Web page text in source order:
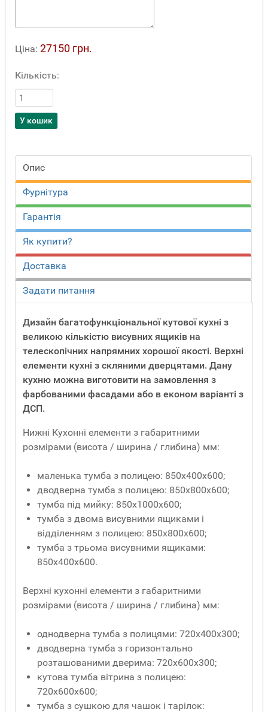
Ціна: 27150 грн.
Кількість:
Опис
Фурнітура
Гарантія
Як купити?
Доставка
Задати питання
Дизайн багатофункціональної кутової кухні з
великою кількістю висувних ящиків на
телескопічних напрямних хорошої якості. Верхні
елементи кухні з скляними дверцятами. Дану
кухню можна виготовити на замовлення з
фарбованими фасадами або в економ варіанті з
ДСП.
Нижні Кухонні елементи з габаритними
розмірами (висота / ширина / глибина) мм:
маленька тумба з полицею: 850х400х600;
дводверна тумба з полицею: 850х800х600;
тумба під мийку: 850х1000х600;
тумба з двома висувними ящиками і
відділенням з полицею: 850х800х600;
тумба з трьома висувними ящиками:
850х400х600.
Верхні кухонні елементи з габаритними
розмірами (висота / ширина / глибина) мм:
однодверна тумба з полицями: 720х400х300;
дводверна тумба з горизонтально
розташованими дверима: 720х600х300;
кутова тумба вітрина з полицею:
720х600х600;
тумба з сушкою для чашок і тарілок: